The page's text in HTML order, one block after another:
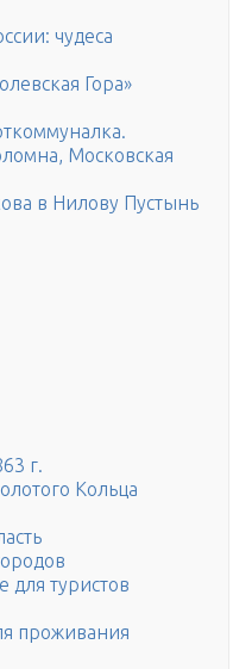
чудеса
Гора»
Московская
в Нилову Пустынь
г.
Кольца
для туристов
проживания